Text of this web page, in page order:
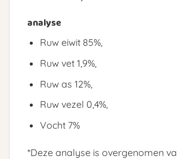
analyse
Ruw eiwit 85%,
Ruw vet 1,9%,
Ruw as 12%,
Ruw vezel 0,4%,
Vocht 7%
*Deze analyse is overgenomen